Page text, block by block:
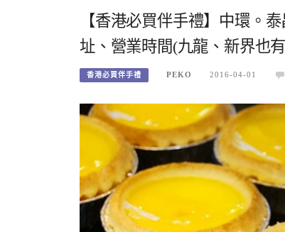
【香港必買伴手禮】中環。
址、營業時間(九龍、新界也
香港必買伴手禮 PEKO 2016-04-01